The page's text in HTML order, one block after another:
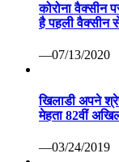
कोरोना वैक्सीन
है पहली वैक्सीन
—07/13/2020
खिलाडी अपने
मेहता 82वीं
—03/24/2019